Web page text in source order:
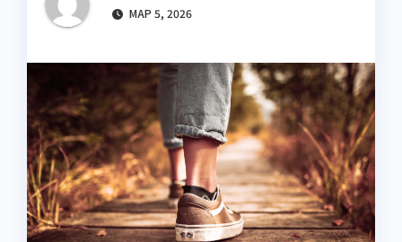
МАР 5, 2026